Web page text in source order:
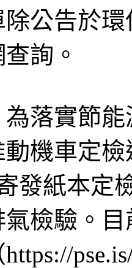
公告於
詢。
落實節
機車定
發紙本定
檢驗。